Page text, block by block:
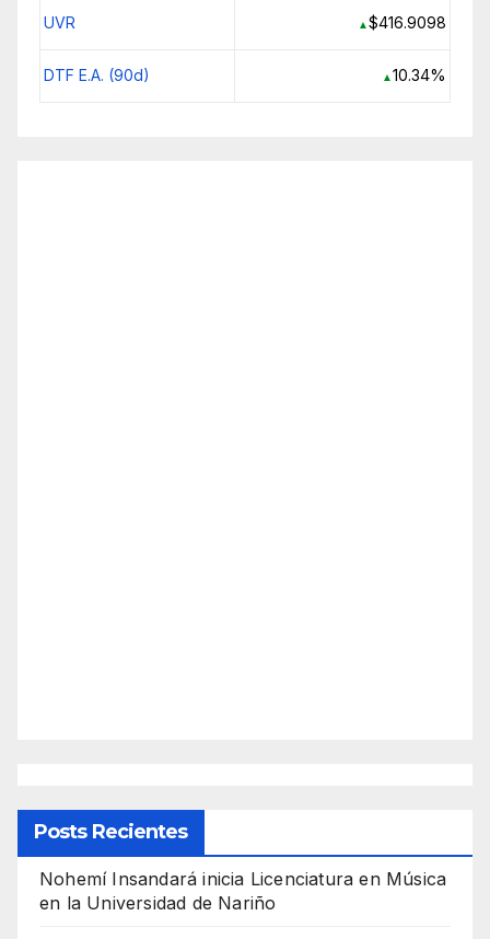
UVR ▲$416.9098
DTF E.A. (90d) ▲10.34%
Posts Recientes
Nohemí Insandará inicia Licenciatura en Música
en la Universidad de Nariño